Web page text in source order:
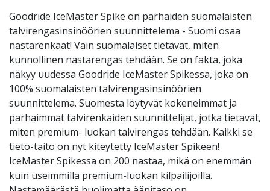
Goodride IceMaster Spike on parhaiden suomalaisten
talvirengasinsinöörien suunnittelema - Suomi osaa
nastarenkaat! Vain suomalaiset tietävät, miten
kunnollinen nastarengas tehdään. Se on fakta, joka
näkyy uudessa Goodride IceMaster Spikessa, joka on
100% suomalaisten talvirengasinsinöörien
suunnittelema. Suomesta löytyvät kokeneimmat ja
parhaimmat talvirenkaiden suunnittelijat, jotka tietävät,
miten premium- luokan talvirengas tehdään. Kaikki se
tieto-taito on nyt kiteytetty IceMaster Spikeen!
IceMaster Spikessa on 200 nastaa, mikä on enemmän
kuin useimmilla premium-luokan kilpailijoilla.